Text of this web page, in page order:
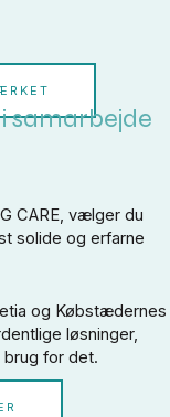
samarbejde
CARE, vælger du
solide og erfarne
og Købstædernes
løsninger,
for det.